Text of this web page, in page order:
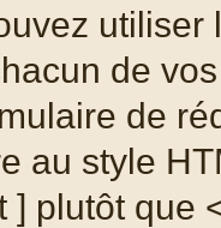
de
de
au style
] plutôt que